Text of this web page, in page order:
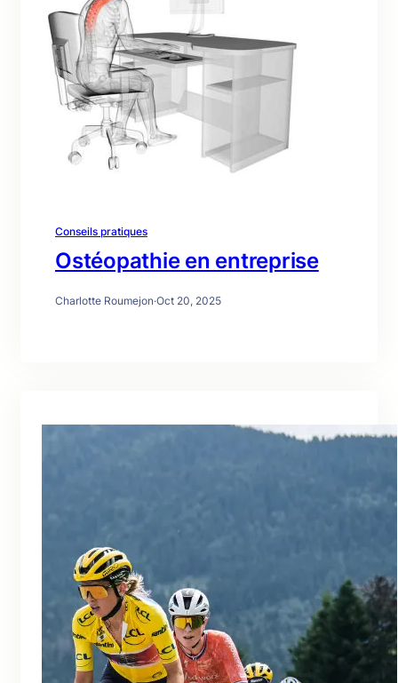
Conseils pratiques
Ostéopathie en entreprise
Charlotte Roumejon·Oct 20, 2025